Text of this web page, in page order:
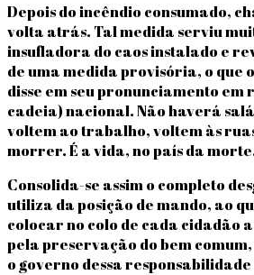
Depois do incêndio consumado,
volta atrás. Tal medida serviu
insufladora do caos instalado e
de uma medida provisória, o que
disse em seu pronunciamento
cadeia) nacional. Não haverá
voltem ao trabalho, voltem às
morrer. É a vida, no país da
Consolida-se assim o completo
utiliza da posição de mando, ao
colocar no colo de cada cidadão
pela preservação do bem
o governo dessa